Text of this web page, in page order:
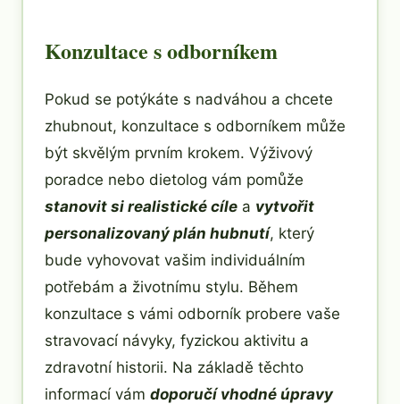
Konzultace s odborníkem
Pokud se potýkáte s nadváhou a chcete
zhubnout, konzultace s odborníkem může
být skvělým prvním krokem. Výživový
poradce nebo dietolog vám pomůže
stanovit si realistické cíle a vytvořit
personalizovaný plán hubnutí, který
bude vyhovovat vašim individuálním
potřebám a životnímu stylu. Během
konzultace s vámi odborník probere vaše
stravovací návyky, fyzickou aktivitu a
zdravotní historii. Na základě těchto
informací vám doporučí vhodné úpravy